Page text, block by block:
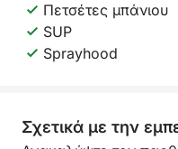
Πετσέτες μπάνιου
SUP
Sprayhood
Σχετικά με την